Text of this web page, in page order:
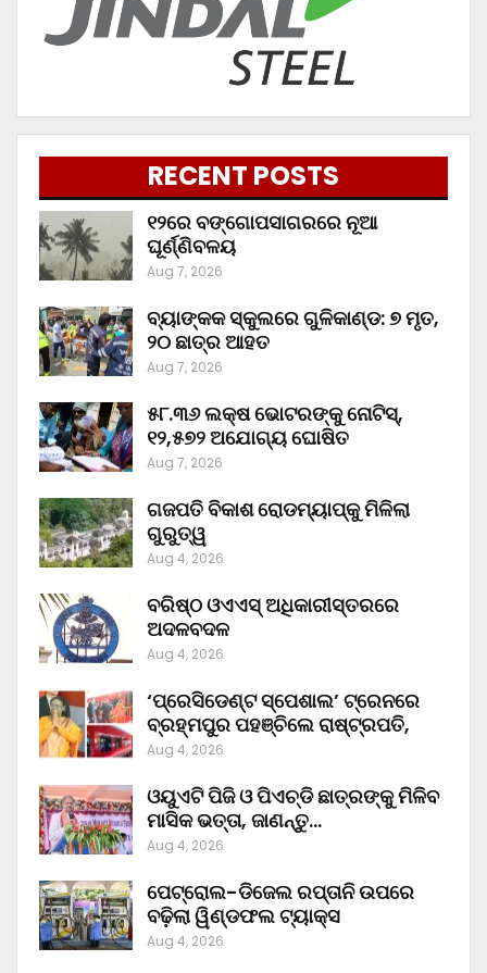
RECENT POSTS
୧୨ରେ ବଙ୍ଗୋପସାଗରରେ ନୂଆ
ଘୂର୍ଣ୍ଣିବଳୟ
Aug 7, 2026
ବ୍ୟାଙ୍କକ ସ୍କୁଲରେ ଗୁଳିକାଣ୍ଡ: ୭ ମୃତ,
୨୦ ଛାତ୍ର ଆହତ
Aug 7, 2026
୫୮.୩୬ ଲକ୍ଷ ଭୋଟରଙ୍କୁ ନୋଟିସ୍‌,
୧୨,୫୭୨ ଅଯୋଗ୍ୟ ଘୋଷିତ
Aug 7, 2026
ଗଜପତି ବିକାଶ ରୋଡମ୍ୟାପ୍‌କୁ ମିଳିଲା
ଗୁରୁତ୍ୱ
Aug 4, 2026
ବରିଷ୍ଠ ଓଏଏସ୍‌ ଅଧିକାରୀସ୍ତରରେ
ଅଦଳବଦଳ
Aug 4, 2026
‘ପ୍ରେସିଡେଣ୍ଟ ସ୍ପେଶାଲ’ ଟ୍ରେନରେ
ବ୍ରହ୍ମପୁର ପହଞ୍ଚିଲେ ରାଷ୍ଟ୍ରପତି,
Aug 4, 2026
ଓୟୁଏଟି ପିଜି ଓ ପିଏଚ୍‌ଡି ଛାତ୍ରଙ୍କୁ ମିଳିବ
ମାସିକ ଭତ୍ତା, ଜାଣନ୍ତୁ…
Aug 4, 2026
ପେଟ୍ରୋଲ-ଡିଜେଲ ରପ୍ତାନି ଉପରେ
ବଢ଼ିଲା ୱିଣ୍ଡଫଲ ଟ୍ୟାକ୍ସ
Aug 4, 2026